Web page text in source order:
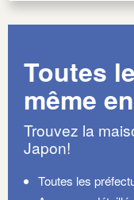
Toutes
même
Trouvez la
Japon!
Toutes les